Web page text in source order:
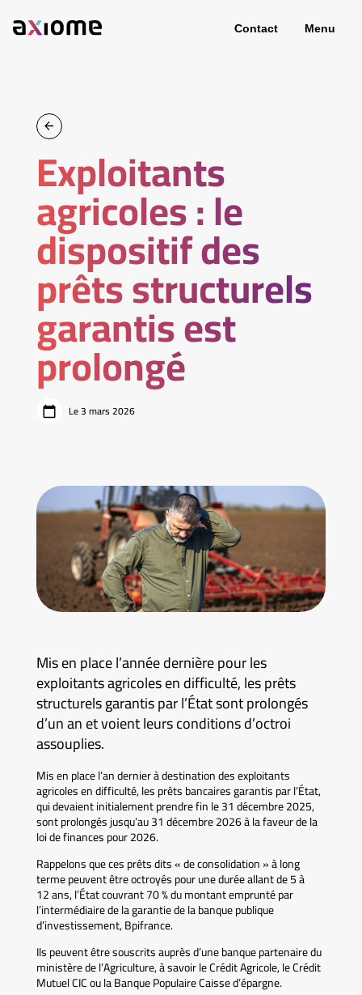
Contact Menu
Exploitants
agricoles : le
dispositif des
prêts structurels
garantis est
prolongé
Le 3 mars 2026
Mis en place l’année dernière pour les
exploitants agricoles en difficulté, les prêts
structurels garantis par l’État sont prolongés
d’un an et voient leurs conditions d’octroi
assouplies.
Mis en place l’an dernier à destination des exploitants
agricoles en difficulté, les prêts bancaires garantis par l’État,
qui devaient initialement prendre fin le 31 décembre 2025,
sont prolongés jusqu’au 31 décembre 2026 à la faveur de la
loi de finances pour 2026.
Rappelons que ces prêts dits « de consolidation » à long
terme peuvent être octroyés pour une durée allant de 5 à
12 ans, l’État couvrant 70 % du montant emprunté par
l’intermédiaire de la garantie de la banque publique
d’investissement, Bpifrance.
Ils peuvent être souscrits auprès d’une banque partenaire du
ministère de l’Agriculture, à savoir le Crédit Agricole, le Crédit
Mutuel CIC ou la Banque Populaire Caisse d’épargne.